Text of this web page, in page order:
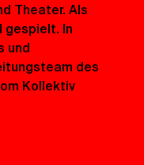
Theater. Als
gespielt. In
und
des
Kollektiv